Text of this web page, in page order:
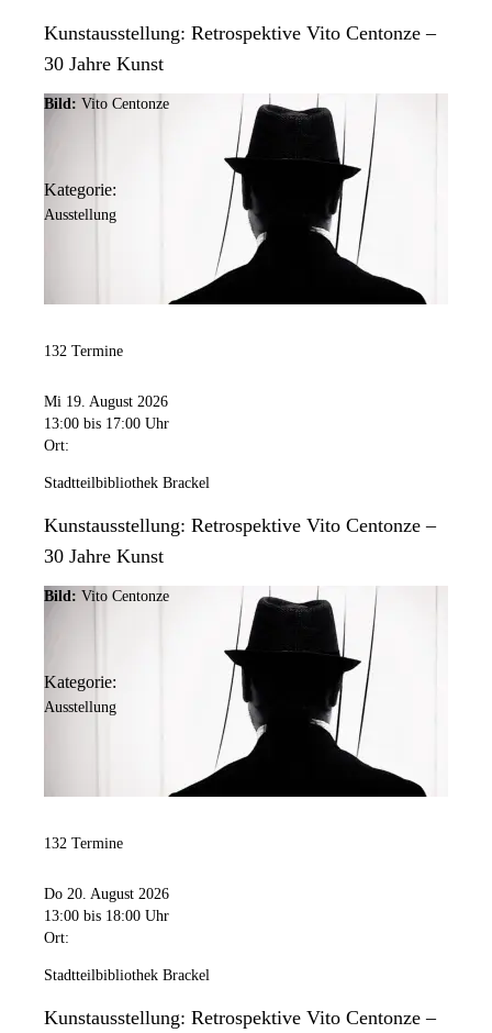
Kunstausstellung: Retrospektive Vito Centonze –
30 Jahre Kunst
Bild: Vito Centonze
Kategorie:
Ausstellung
132 Termine
Mi 19. August 2026
13:00 bis 17:00 Uhr
Ort:
Stadtteilbibliothek Brackel
Kunstausstellung: Retrospektive Vito Centonze –
30 Jahre Kunst
Bild: Vito Centonze
Kategorie:
Ausstellung
132 Termine
Do 20. August 2026
13:00 bis 18:00 Uhr
Ort:
Stadtteilbibliothek Brackel
Kunstausstellung: Retrospektive Vito Centonze –